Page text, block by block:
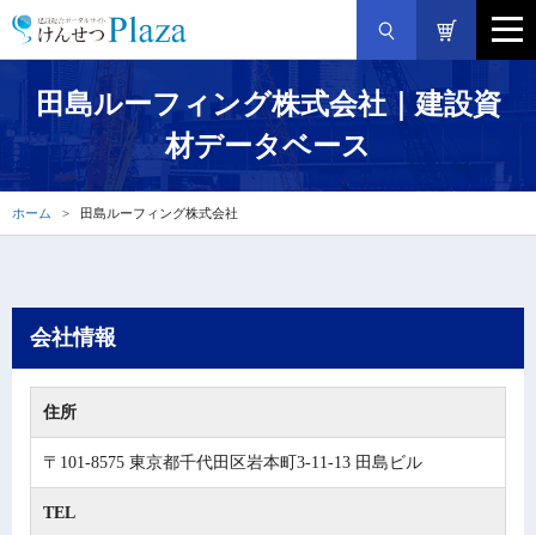
田島ルーフィング株式会社｜建設資
材データベース
ホーム 田島ルーフィング株式会社
会社情報
住所
〒101-8575 東京都千代田区岩本町3-11-13 田島ビル
TEL